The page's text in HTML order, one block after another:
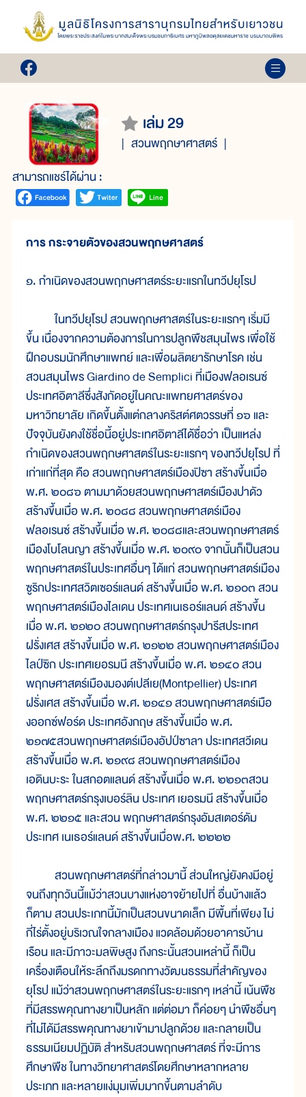
เล่ม 29
สวนพฤกษาศาสตร์
สามารถแชร์ได้ผ่าน :
การ กระจายตัวของสวนพฤกษศาสตร์
๑. กำเนิดของสวนพฤกษศาสตร์ระยะแรกในทวีปยุโรป
ในทวีปยุโรป สวนพฤกษศาสตร์ในระยะแรกๆ เริ่มมี
ขึ้น เนื่องจากความต้องการในการปลูกพืชสมุนไพร เพื่อใช้
ฝึกอบรมนักศึกษาแพทย์ และเพื่อผลิตยารักษาโรค เช่น
สวนสมุนไพร Giardino de Semplici ที่เมืองฟลอเรนซ์
ประเทศอิตาลีซึ่งสังกัดอยู่ในคณะแพทยศาสตร์ของ
มหาวิทยาลัย เกิดขึ้นตั้งแต่กลางคริสต์ศตวรรษที่ ๑๖ และ
ปัจจุบันยังคงใช้ชื่อนี้อยู่ประเทศอิตาลีได้ชื่อว่า เป็นแหล่ง
กำเนิดของสวนพฤกษศาสตร์ในระยะแรกๆ ของทวีปยุโรป ที่
เก่าแก่ที่สุด คือ สวนพฤกษศาสตร์เมืองปิซา สร้างขึ้นเมื่อ
พ.ศ. ๒๐๘๖ ตามมาด้วยสวนพฤกษศาสตร์เมืองปาดัว
สร้างขึ้นเมื่อ พ.ศ. ๒๐๘๘ สวนพฤกษศาสตร์เมือง
ฟลอเรนซ์ สร้างขึ้นเมื่อ พ.ศ. ๒๐๘๘และสวนพฤกษศาสตร์
เมืองโบโลนญา สร้างขึ้นเมื่อ พ.ศ. ๒๐๙๐ จากนั้นก็เป็นสวน
พฤกษศาสตร์ในประเทศอื่นๆ ได้แก่ สวนพฤกษศาสตร์เมือง
ซูริกประเทศสวิตเซอร์แลนด์ สร้างขึ้นเมื่อ พ.ศ. ๒๑๐๓ สวน
พฤกษศาสตร์เมืองไลเดน ประเทศเนเธอร์แลนด์ สร้างขึ้น
เมื่อ พ.ศ. ๒๑๒๐ สวนพฤกษศาสตร์กรุงปารีสประเทศ
ฝรั่งเศส สร้างขึ้นเมื่อ พ.ศ. ๒๑๒๒ สวนพฤกษศาสตร์เมือง
ไลป์ซิก ประเทศเยอรมนี สร้างขึ้นเมื่อ พ.ศ. ๒๑๔๐ สวน
พฤกษศาสตร์เมืองมองต์เปลีเย(Montpellier) ประเทศ
ฝรั่งเศส สร้างขึ้นเมื่อ พ.ศ. ๒๑๔๑ สวนพฤกษศาสตร์เมือ
งออกซ์ฟอร์ด ประเทศอังกฤษ สร้างขึ้นเมื่อ พ.ศ.
๒๑๗๕สวนพฤกษศาสตร์เมืองอัปป์ซาลา ประเทศสวีเดน
สร้างขึ้นเมื่อ พ.ศ. ๒๑๙๘ สวนพฤกษศาสตร์เมือง
เอดินบะระ ในสกอตแลนด์ สร้างขึ้นเมื่อ พ.ศ. ๒๒๑๓สวน
พฤกษศาสตร์กรุงเบอร์ลิน ประเทศ เยอรมนี สร้างขึ้นเมื่อ
พ.ศ. ๒๒๑๕ และสวน พฤกษศาสตร์กรุงอัมสเตอร์ดัม
ประเทศ เนเธอร์แลนด์ สร้างขึ้นเมื่อพ.ศ. ๒๒๒๒
สวนพฤกษศาสตร์ที่กล่าวมานี้ ส่วนใหญ่ยังคงมีอยู่
จนถึงทุกวันนี้แม้ว่าสวนบางแห่งอาจย้ายไปที่ อื่นบ้างแล้ว
ก็ตาม สวนประเภทนี้มักเป็นสวนขนาดเล็ก มีพื้นที่เพียง ไม่
กี่ไร่ตั้งอยู่บริเวณใจกลางเมือง แวดล้อมด้วยอาคารบ้าน
เรือน และมีภาวะมลพิษสูง ถึงกระนั้นสวนเหล่านี้ ก็เป็น
เครื่องเตือนให้ระลึกถึงมรดกทางวัฒนธรรมที่สำคัญของ
ยุโรป แม้ว่าสวนพฤกษศาสตร์ในระยะแรกๆ เหล่านี้ เน้นพืช
ที่มีสรรพคุณทางยาเป็นหลัก แต่ต่อมา ก็ค่อยๆ นำพืชอื่นๆ
ที่ไม่ได้มีสรรพคุณทางยาเข้ามาปลูกด้วย และกลายเป็น
ธรรมเนียมปฏิบัติ สำหรับสวนพฤกษศาสตร์ ที่จะมีการ
ศึกษาพืช ในทางวิทยาศาสตร์โดยศึกษาหลากหลาย
ประเภท และหลายแง่มุมเพิ่มมากขึ้นตามลำดับ